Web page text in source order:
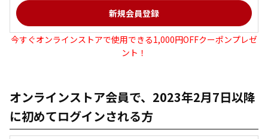
今すぐオンラインストアで使用できる1,000円OFFクーポンプレゼ
ント！
オンラインストア会員で、2023年2月7日以降
に初めてログインされる方